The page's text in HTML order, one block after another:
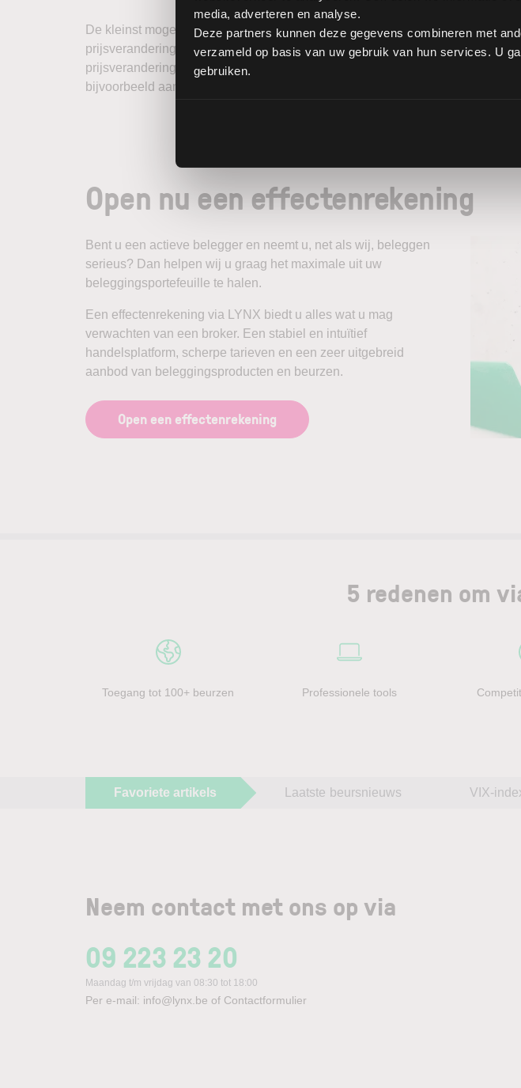
media, adverteren en analyse.
Deze partners kunnen deze gegevens combineren met
verzameld op basis van uw gebruik van hun services. U
gebruiken.
De kleinst mogelijke verandering op de futuremarkten is 1 PIP (Percentage
prijsverandering van 0,01 betekent. Op de interbancaire markt bestaan echter
prijsveranderingen. Dit maakt het mogelijk om tegen 3 getallen achter de
bijvoorbeeld aan een uitvoering op de koers 133,791.
Open nu een effectenrekening
Bent u een actieve belegger en neemt u, net als wij, beleggen
serieus? Dan helpen wij u graag het maximale uit uw
beleggingsportefeuille te halen.
Een effectenrekening via LYNX biedt u alles wat u mag
verwachten van een broker. Een stabiel en intuïtief
handelsplatform, scherpe tarieven en een zeer uitgebreid
aanbod van beleggingsproducten en beurzen.
Open een effectenrekening
5 redenen om
Toegang tot 100+ beurzen Professionele tools
Favoriete artikels Laatste beursnieuws VIX-
Neem contact met ons op via
09 223 23 20
Maandag t/m vrijdag van 08:30 tot 18:00
Per e-mail: info@lynx.be of Contactformulier